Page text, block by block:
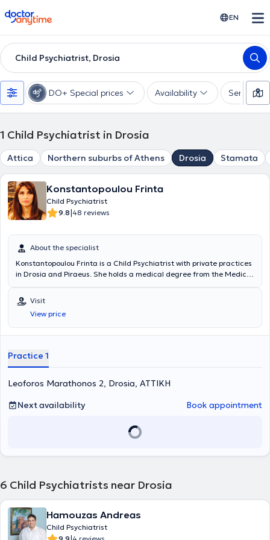
doctoranytime EN
Child Psychiatrist, Drosia
DO+ Special prices Availability Services
1 Child Psychiatrist in Drosia
Attica Northern suburbs of Athens Drosia Stamata
Konstantopoulou Frinta
Child Psychiatrist
9.8|48 reviews
About the specialist
Konstantopoulou Frinta is a Child Psychiatrist with private practices
in Drosia and Piraeus. She holds a medical degree from the Medical
in systemic and family therapy at the Family Therapy Unit of the
Psychiatric Hospital of Attica. Additionally, she has worked in the
Child Psychiatry Clinic of the General Hospital of Piraeus "Tzaneio"
and has a special focus on pervasive developmental disorders. In
Visit
View price
Practice 1
Leoforos Marathonos 2, Drosia, ΑΤΤΙΚΗ
Next availability
Book appointment
6 Child Psychiatrists near Drosia
Hamouzas Andreas
Child Psychiatrist